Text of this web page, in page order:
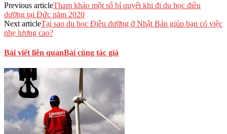
Previous articleTham khảo một số bí quyết khi đi du học điều
dưỡng tại Đức năm 2020
Next articleTại sao du học Điều dưỡng ở Nhật Bản giúp bạn có việc
nhẹ lương cao?
Bài viết liên quanBài cùng tác giả